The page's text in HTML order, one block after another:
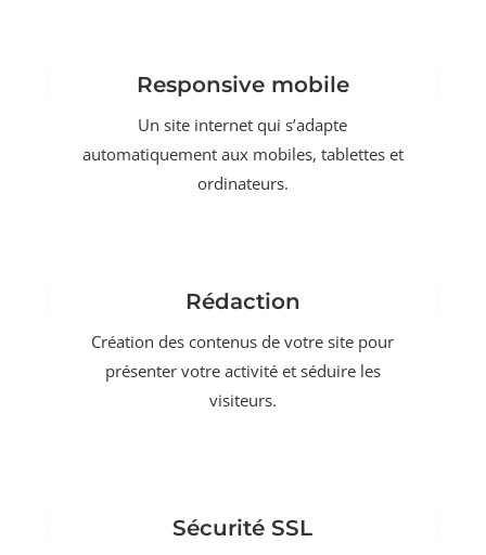
Responsive mobile
Un site internet qui s’adapte
automatiquement aux mobiles, tablettes et
ordinateurs.
Rédaction
Création des contenus de votre site pour
présenter votre activité et séduire les
visiteurs.
Sécurité SSL